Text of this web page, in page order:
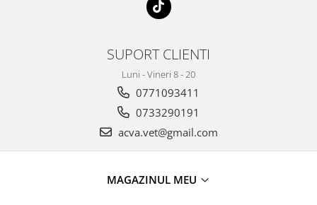
SUPORT CLIENTI
Luni - Vineri 8 - 20
0771093411
0733290191
acva.vet@gmail.com
MAGAZINUL MEU